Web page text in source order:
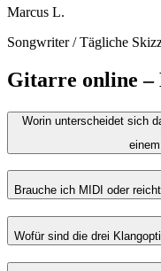
Marcus L.
Songwriter/Tägliche
Gitarre online –
Worin unterscheidet sich
Brauche ich MIDI oder
Wofür sind die drei